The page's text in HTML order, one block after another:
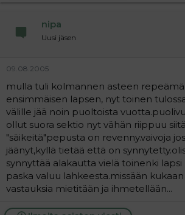
nipa
Uusi jäsen
09.08.2005
mulla tuli kolmannen asteen repeämä
ensimmäisen lapsen, nyt toinen
välille jää noin puoltoista
ollut suora sektio nyt vähän riippuu
"säikeitä"pepusta on revenny.vaivoja
jäänyt,kyllä tietää että on
synnyttää alakautta vielä toinenki
paska valuu lahkeesta.missään
vastauksia mietitään ja ihmetellään...